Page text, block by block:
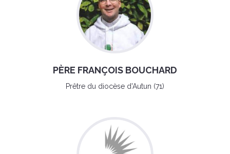
PÈRE FRANÇOIS BOUCHARD
Prêtre du diocèse d'Autun (71)